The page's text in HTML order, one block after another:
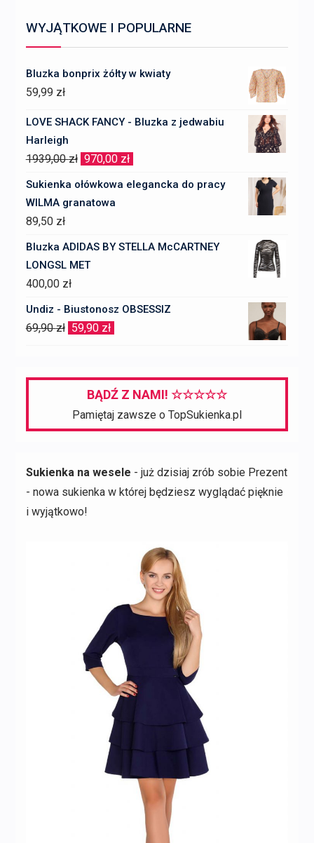
WYJĄTKOWE I POPULARNE
Bluzka bonprix żółty w kwiaty
59,99 zł
LOVE SHACK FANCY - Bluzka z jedwabiu
Harleigh
1939,00zł Pierwotna
cena
wynosiła:
970,00 zł
cena
Sukienka ołówkowa elegancka do pracy
WILMA granatowa
89,50 zł
Bluzka ADIDAS BY STELLA McCARTNEY
LONGSL MET
400,00 zł
Undiz - Biustonosz OBSESSIZ
69,90zł Pierwotna
59,90 zł
59,90 zł.
BĄDŹ Z NAMI! ☆☆☆☆☆
Pamiętaj zawsze o TopSukienka.pl
Sukienka na wesele - już dzisiaj zrób sobie Prezent
- nowa sukienka w której będziesz wyglądać pięknie
i wyjątkowo!